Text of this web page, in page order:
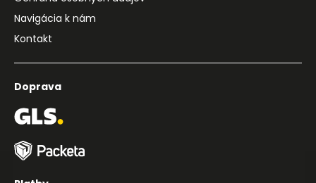
Navigácia k nám
Kontakt
Doprava